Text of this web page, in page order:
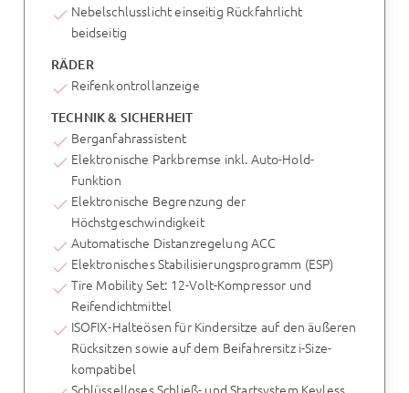
Nebelschlusslicht einseitig Rückfahrlicht
beidseitig
RÄDER
Reifenkontrollanzeige
TECHNIK & SICHERHEIT
Berganfahrassistent
Elektronische Parkbremse inkl. Auto-Hold-
Funktion
Elektronische Begrenzung der
Höchstgeschwindigkeit
Automatische Distanzregelung ACC
Elektronisches Stabilisierungsprogramm (ESP)
Tire Mobility Set: 12-Volt-Kompressor und
Reifendichtmittel
ISOFIX-Halteösen für Kindersitze auf den äußeren
Rücksitzen sowie auf dem Beifahrersitz i-Size-
kompatibel
Schlüsselloses Schließ- und Startsystem Keyless